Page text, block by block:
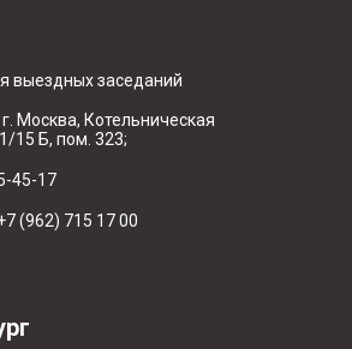
выездных заседаний
Москва, Котельническая
15 Б, пом. 323;
45-17
(962) 715 17 00